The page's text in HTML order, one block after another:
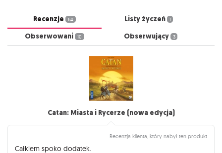
Recenzje 64 Listy życzeń 1
Obserwowani 10 Obserwujący 3
Catan: Miasta i Rycerze (nowa edycja)
Recenzja klienta, który nabył ten produkt
Całkiem spoko dodatek.